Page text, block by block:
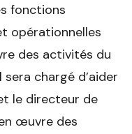
fonctions
opérationnelles
des activités du
chargé d’aider
le directeur de
œuvre des